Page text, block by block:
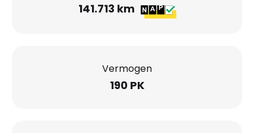
141.713 km
Vermogen
190 PK